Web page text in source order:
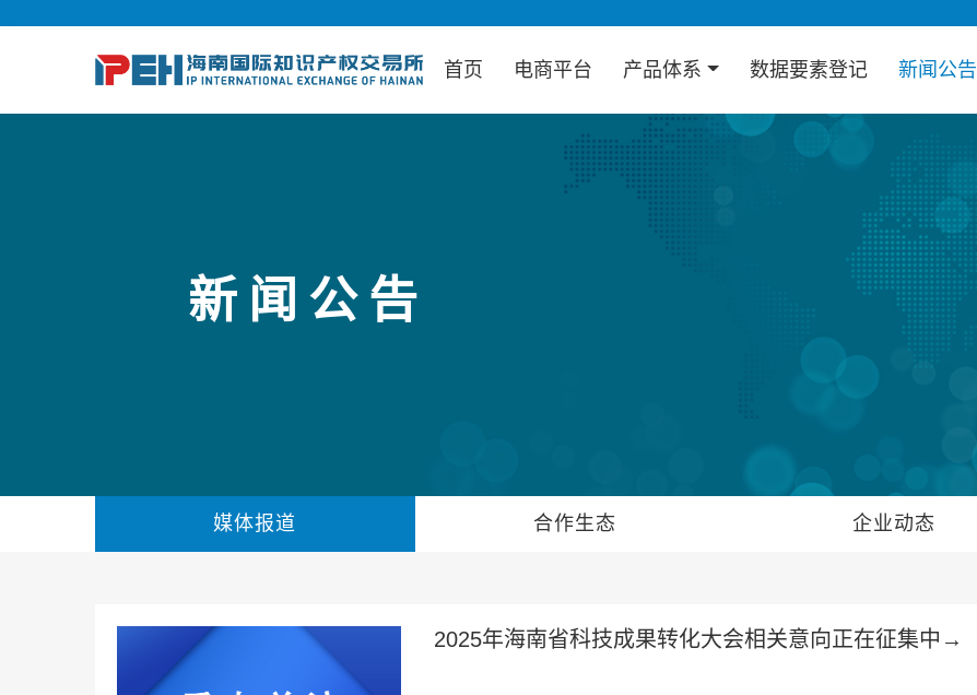
首页 电商平台 产品体系 数据要素登记 新闻公告
新闻公告
媒体报道 合作生态 企业动态
2025年海南省科技成果转化大会相关意向正在征集中→